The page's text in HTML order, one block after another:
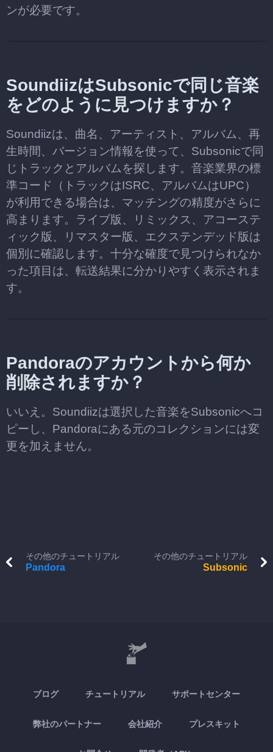
ンが必要です。
SoundiizはSubsonicで同じ音楽
をどのように見つけますか？
Soundiizは、曲名、アーティスト、アルバム、再
生時間、バージョン情報を使って、Subsonicで同
じトラックとアルバムを探します。音楽業界の標
準コード（トラックはISRC、アルバムはUPC）
が利用できる場合は、マッチングの精度がさらに
高まります。ライブ版、リミックス、アコーステ
ィック版、リマスター版、エクステンデッド版は
個別に確認します。十分な確度で見つけられなか
った項目は、転送結果に分かりやすく表示されま
す。
Pandoraのアカウントから何か
削除されますか？
いいえ。Soundiizは選択した音楽をSubsonicへコ
ピーし、Pandoraにある元のコレクションには変
更を加えません。
その他のチュートリアル
Pandora
その他のチュートリアル
Subsonic
ブログ チュートリアル サポートセンター
弊社のパートナー 会社紹介 プレスキット